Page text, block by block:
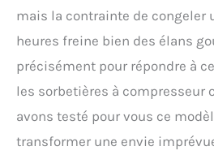
mais la contrainte de congeler
heures freine bien des élans
précisément pour répondre à
les sorbetières à compresseur
avons testé pour vous ce
transformer une envie